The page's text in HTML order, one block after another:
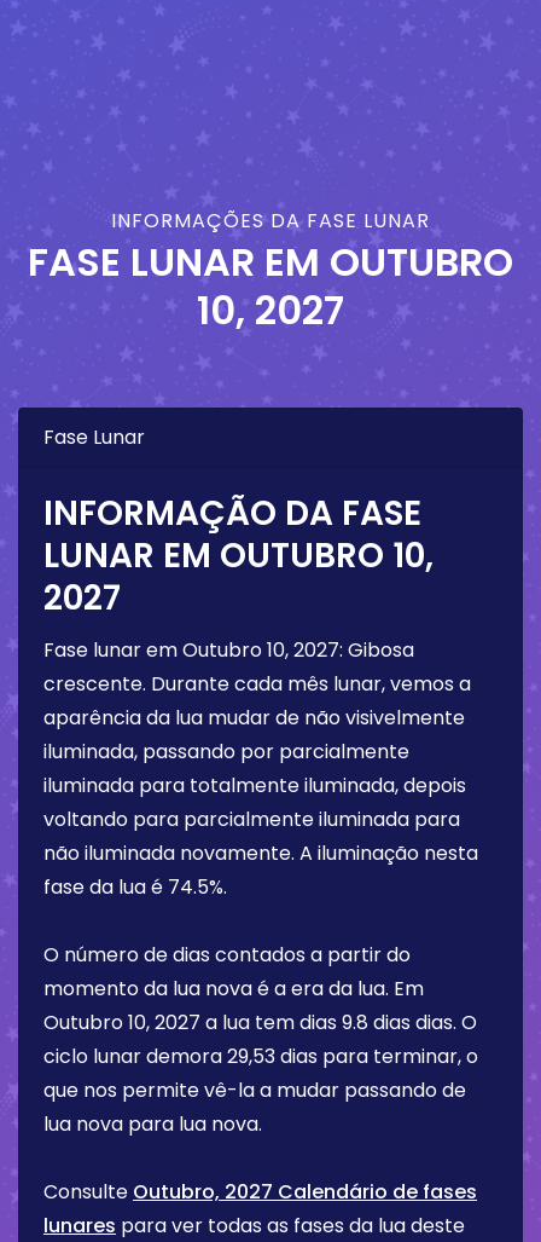
INFORMAÇÕES DA FASE LUNAR
FASE LUNAR EM OUTUBRO
10, 2027
Fase Lunar
INFORMAÇÃO DA FASE
LUNAR EM OUTUBRO 10,
2027
Fase lunar emOutubro 10, 2027: Gibosa
crescente. Durante cada mês lunar, vemos a
aparência da lua mudar de não visivelmente
iluminada, passando por parcialmente
iluminada para totalmente iluminada, depois
voltando para parcialmente iluminada para
não iluminada novamente. A iluminação nesta
fase da lua é 74.5%.
O número de dias contados a partir do
momento da lua nova é a era da lua. Em
Outubro 10, 2027 a lua tem dias 9.8 dias dias. O
ciclo lunar demora 29,53 dias para terminar, o
que nos permite vê-la a mudar passando de
lua nova para lua nova.
Consulte Outubro, 2027 Calendário de fases
lunares para ver todas as fases da lua deste